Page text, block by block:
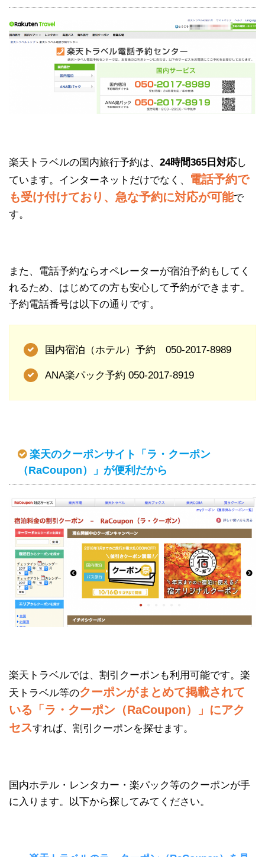
楽天トラベルの国内旅行予約は、 24時間365日対応し
ています。インターネットだけでなく、
電話予約で
も受け付けており、急な予約に対応が可能で
す。
また、電話予約ならオペレーターが宿泊予約もしてく
れるため、はじめての方も安心して予約ができます。
予約電話番号は以下の通りです。
国内宿泊（ホテル）予約 050-2017-8989
ANA楽パック予約 050-2017-8919
楽天のクーポンサイト「ラ・クーポン
（RaCoupon）」が便利だから
楽天トラベルでは、割引クーポンも利用可能です。楽
天トラベル等のクーポンがまとめて掲載されて
いる「ラ・クーポン（RaCoupon）」にアク
セスすれば、割引クーポンを探せます。
国内ホテル・レンタカー・楽パック等のクーポンが手
に入ります。以下から探してみてください。